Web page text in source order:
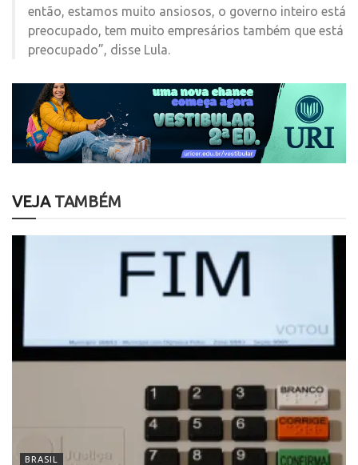
então, estamos muito ansiosos, o governo inteiro está
preocupado, tem muito empresários também que está
preocupado”, disse Lula.
VEJATAMBÉM
BRASIL